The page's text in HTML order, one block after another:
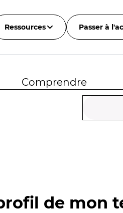
Ressources Passer à
Comprendre
de mon